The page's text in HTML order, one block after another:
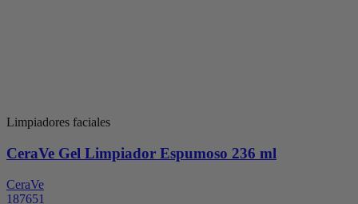
Limpiadores faciales
CeraVe Gel Limpiador Espumoso 236 ml
CeraVe
187651